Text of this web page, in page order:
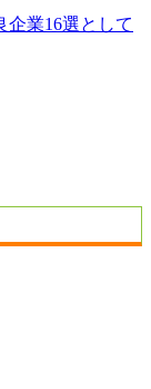
企業16選として